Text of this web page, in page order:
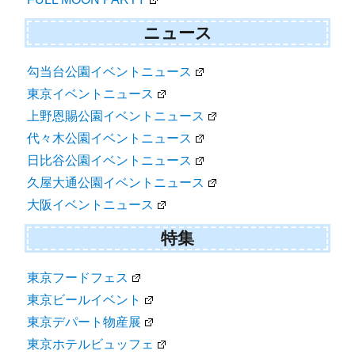
ニュース
勾当台公園イベントニュース
東京イベントニュース
上野恩賜公園イベントニュース
代々木公園イベントニュース
日比谷公園イベントニュース
久屋大通公園イベントニュース
大阪イベントニュース
特集
東京フードフェス
東京ビールイベント
東京デパート物産展
東京ホテルビュッフェ